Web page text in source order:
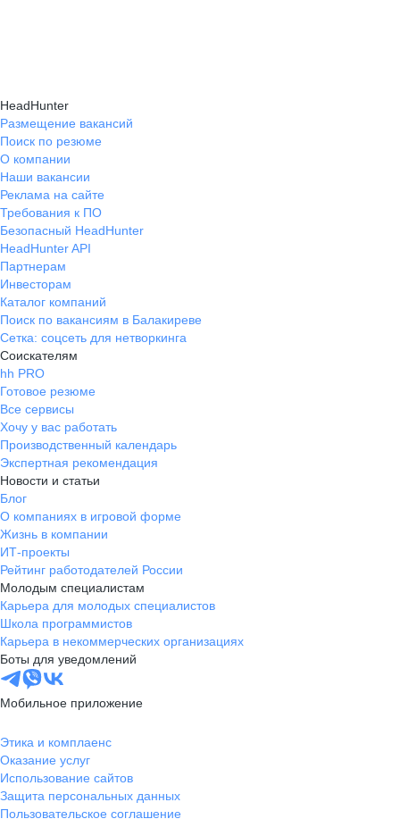
HeadHunter
Размещение вакансий
Поиск по резюме
О компании
Наши вакансии
Реклама на сайте
Требования к ПО
Безопасный HeadHunter
HeadHunter API
Партнерам
Инвесторам
Каталог компаний
Поиск по вакансиям в Балакиреве
Сетка: соцсеть для нетворкинга
Соискателям
hh PRO
Готовое резюме
Все сервисы
Хочу у вас работать
Производственный календарь
Экспертная рекомендация
Новости и статьи
Блог
О компаниях в игровой форме
Жизнь в компании
ИТ-проекты
Рейтинг работодателей России
Молодым специалистам
Карьера для молодых специалистов
Школа программистов
Карьера в некоммерческих организациях
Боты для уведомлений
Мобильное приложение
Этика и комплаенс
Оказание услуг
Использование сайтов
Защита персональных данных
Пользовательское соглашение